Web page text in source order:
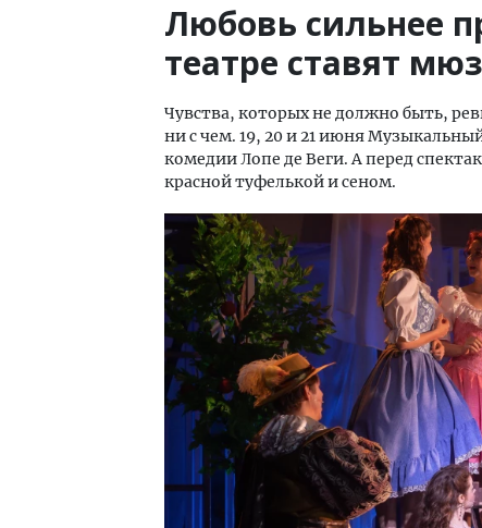
Любовь сильнее
театре ставят
Чувства, которых не должно быть,
ни с чем. 19, 20 и 21 июня
комедии Лопе де Веги. А перед
красной туфелькой и сеном.